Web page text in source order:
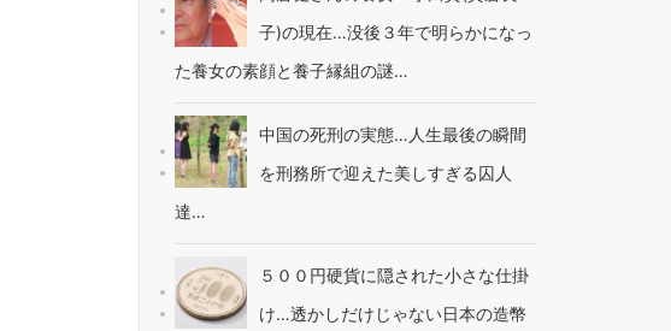
子)の現在…没後３年で明らかになっ
た養女の素顔と養子縁組の謎…
中国の死刑の実態…人生最後の瞬間
を刑務所で迎えた美しすぎる囚人
達…
５００円硬貨に隠された小さな仕掛
け…透かしだけじゃない日本の造幣